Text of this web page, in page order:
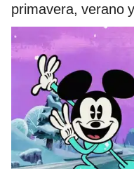
primavera, verano